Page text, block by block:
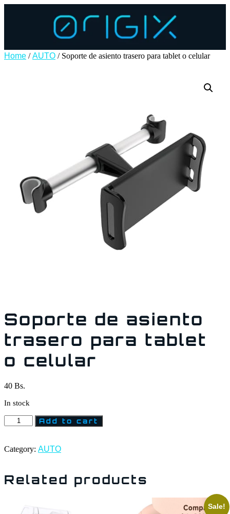
Home /AUTO / Soporte de asiento trasero para tablet o celular
Soporte de asiento
trasero para tablet
o celular
40 Bs.
In stock
Add to cart
Category: AUTO
Related products
Sale!